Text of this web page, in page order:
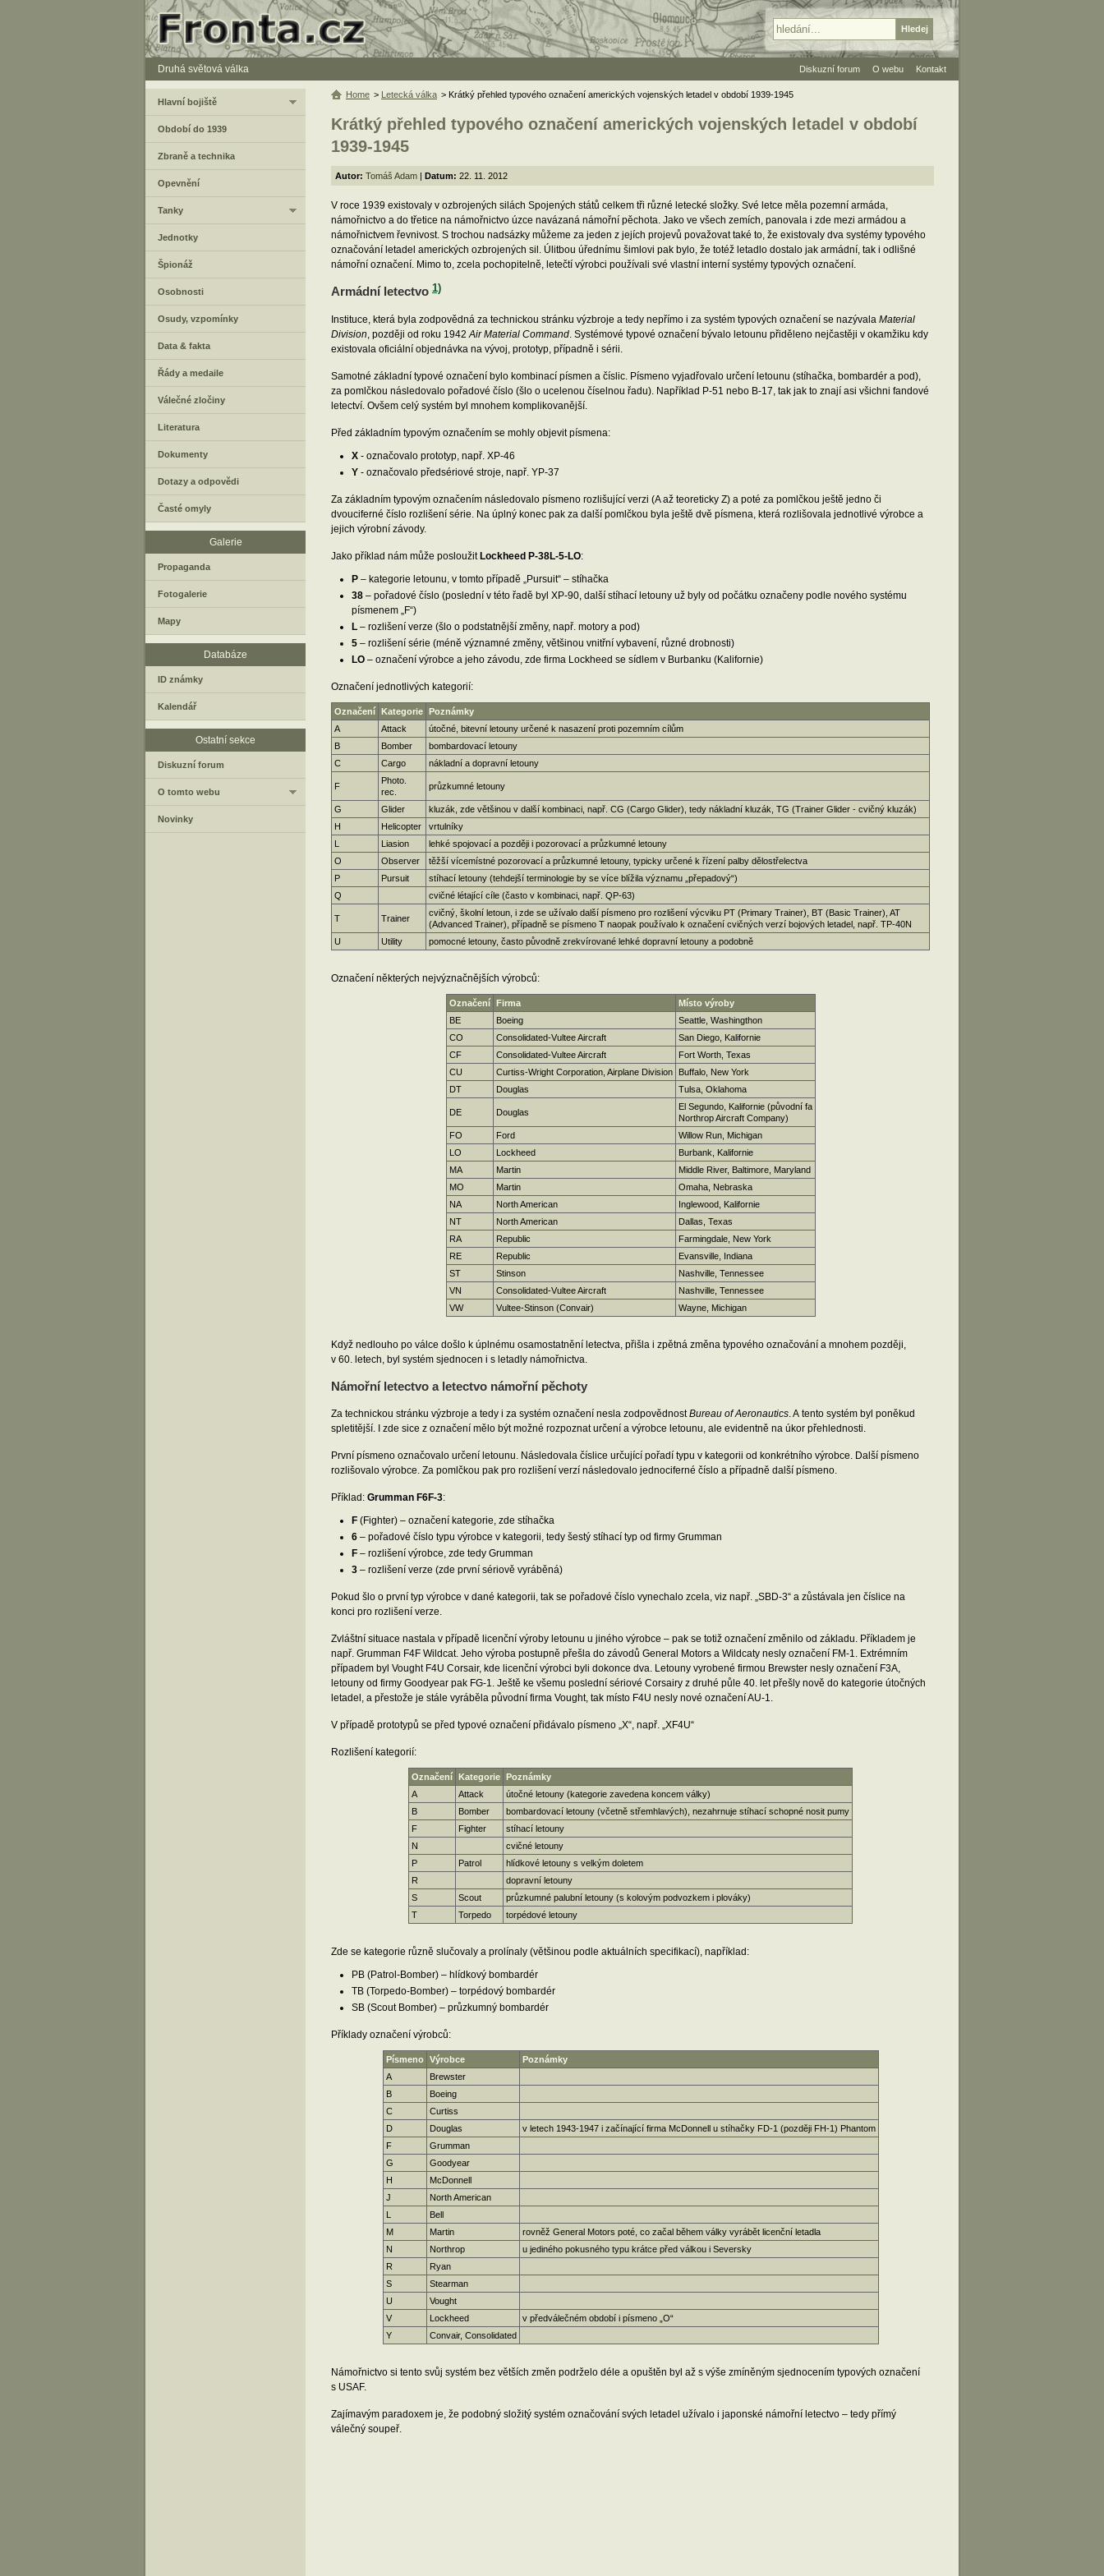
Druhá světová válka
Krátký přehled typového označení amerických vojenských letadel v období
1939-1945
Autor: Tomáš Adam | Datum: 22. 11. 2012
V roce 1939 existovaly v ozbrojených silách Spojených států celkem tři různé letecké složky. Své letce měla pozemní armáda,
námořnictvo a do třetice na námořnictvo úzce navázaná námořní pěchota. Jako ve všech zemích, panovala i zde mezi armádou a
námořnictvem řevnivost. S trochou nadsázky můžeme za jeden z jejích projevů považovat také to, že existovaly dva systémy typového
označování letadel amerických ozbrojených sil. Úlitbou úřednímu šimlovi pak bylo, že totéž letadlo dostalo jak armádní, tak i odlišné
námořní označení. Mimo to, zcela pochopitelně, letečtí výrobci používali své vlastní interní systémy typových označení.
Armádní letectvo 1)
Instituce, která byla zodpovědná za technickou stránku výzbroje a tedy nepřímo i za systém typových označení se nazývala Material
Division, později od roku 1942Air Material Command. Systémové typové označení bývalo letounu přiděleno nejčastěji v okamžiku kdy
existovala oficiální objednávka na vývoj, prototyp, případně i sérii.
Samotné základní typové označení bylo kombinací písmen a číslic. Písmeno vyjadřovalo určení letounu (stíhačka, bombardér a pod),
za pomlčkou následovalo pořadové číslo (šlo o ucelenou číselnou řadu). Například P-51 nebo B-17, tak jak to znají asi všichni fandové
letectví. Ovšem celý systém byl mnohem komplikovanější.
Před základním typovým označením se mohly objevit písmena:
X - označovalo prototyp, např. XP-46
Y - označovalo předsériové stroje, např. YP-37
Za základním typovým označením následovalo písmeno rozlišující verzi (A až teoreticky Z) a poté za pomlčkou ještě jedno či
dvouciferné číslo rozlišení série. Na úplný konec pak za další pomlčkou byla ještě dvě písmena, která rozlišovala jednotlivé výrobce a
jejich výrobní závody.
Jako příklad nám může posloužit Lockheed P-38L-5-LO:
P – kategorie letounu, v tomto případě „Pursuit“ – stíhačka
38 – pořadové číslo (poslední v této řadě byl XP-90, další stíhací letouny už byly od počátku označeny podle nového systému
písmenem „F“)
L – rozlišení verze (šlo o podstatnější změny, např. motory a pod)
5 – rozlišení série (méně významné změny, většinou vnitřní vybavení, různé drobnosti)
LO – označení výrobce a jeho závodu, zde firma Lockheed se sídlem v Burbanku (Kalifornie)
Označení jednotlivých kategorií:
Označení Kategorie Poznámky
A
Attack
útočné, bitevní letouny určené k nasazení proti pozemním cílům
B
Bomber
bombardovací letouny
C
Cargo nákladní a dopravní letouny
F
Photo.
rec.
průzkumné letouny
G Glider
kluzák, zde většinou v další kombinaci, např. CG (Cargo Glider), tedy nákladní kluzák, TG (Trainer Glider - cvičný kluzák)
H
Helicopter
vrtulníky
L
Liasion
lehké spojovací a později i pozorovací a průzkumné letouny
O
Observer
těžší vícemístné pozorovací a průzkumné letouny, typicky určené k řízení palby dělostřelectva
P
Pursuit
stíhací letouny (tehdejší terminologie by se více blížila významu „přepadový“)
Q
cvičné létající cíle (často v kombinaci, např. QP-63)
T Trainer
cvičný, školní letoun, i zde se užívalo další písmeno pro rozlišení výcviku PT (Primary Trainer), BT (Basic Trainer), AT
(Advanced Trainer), případně se písmeno T naopak používalo k označení cvičných verzí bojových letadel, např. TP-40N
U
Utility pomocné letouny, často původně zrekvírované lehké dopravní letouny a podobně
Označení některých nejvýznačnějších výrobců:
Označení Firma
Místo výroby
BE
Boeing
Seattle, Washingthon
CO
Consolidated-Vultee Aircraft
San Diego, Kalifornie
CF
Consolidated-Vultee Aircraft
Fort Worth, Texas
CU
Curtiss-Wright Corporation, Airplane Division
Buffalo, New York
DT
Douglas Tulsa, Oklahoma
DE Douglas
El Segundo, Kalifornie (původní fa
Northrop Aircraft Company)
FO
Ford
Willow Run, Michigan
LO
Lockheed
Burbank, Kalifornie
MA
Martin
Middle River, Baltimore, Maryland
MO
Martin
Omaha, Nebraska
NA
North American
Inglewood, Kalifornie
NT
North American
Dallas, Texas
RA
Republic
Farmingdale, New York
RE
Republic
Evansville, Indiana
ST
Stinson
Nashville, Tennessee
VN
Consolidated-Vultee Aircraft
Nashville, Tennessee
VW
Vultee-Stinson (Convair) Wayne, Michigan
Když nedlouho po válce došlo k úplnému osamostatnění letectva, přišla i zpětná změna typového označování a mnohem později,
v 60. letech, byl systém sjednocen i s letadly námořnictva.
Námořní letectvo a letectvo námořní pěchoty
Za technickou stránku výzbroje a tedy i za systém označení nesla zodpovědnostBureau of Aeronautics. A tento systém byl poněkud
spletitější. I zde sice z označení mělo být možné rozpoznat určení a výrobce letounu, ale evidentně na úkor přehlednosti.
První písmeno označovalo určení letounu. Následovala číslice určující pořadí typu v kategorii od konkrétního výrobce. Další písmeno
rozlišovalo výrobce. Za pomlčkou pak pro rozlišení verzí následovalo jednociferné číslo a případně další písmeno.
Příklad: Grumman F6F-3:
F (Fighter) – označení kategorie, zde stíhačka
6 – pořadové číslo typu výrobce v kategorii, tedy šestý stíhací typ od firmy Grumman
F – rozlišení výrobce, zde tedy Grumman
3 – rozlišení verze (zde první sériově vyráběná)
Pokud šlo o první typ výrobce v dané kategorii, tak se pořadové číslo vynechalo zcela, viz např. „SBD-3“ a zůstávala jen číslice na
konci pro rozlišení verze.
Zvláštní situace nastala v případě licenční výroby letounu u jiného výrobce – pak se totiž označení změnilo od základu. Příkladem je
např. Grumman F4F Wildcat. Jeho výroba postupně přešla do závodů General Motors a Wildcaty nesly označení FM-1. Extrémním
případem byl Vought F4U Corsair, kde licenční výrobci byli dokonce dva. Letouny vyrobené firmou Brewster nesly označení F3A,
letouny od firmy Goodyear pak FG-1. Ještě ke všemu poslední sériové Corsairy z druhé půle 40. let přešly nově do kategorie útočných
letadel, a přestože je stále vyráběla původní firma Vought, tak místo F4U nesly nové označení AU-1.
V případě prototypů se před typové označení přidávalo písmeno „X“, např. „XF4U“
Rozlišení kategorií:
Označení Kategorie Poznámky
A
Attack
útočné letouny (kategorie zavedena koncem války)
B
Bomber
bombardovací letouny (včetně střemhlavých), nezahrnuje stíhací schopné nosit pumy
F
Fighter
stíhací letouny
N
cvičné letouny
P
Patrol
hlídkové letouny s velkým doletem
R
dopravní letouny
S
Scout
průzkumné palubní letouny (s kolovým podvozkem i plováky)
T
Torpedo torpédové letouny
Zde se kategorie různě slučovaly a prolínaly (většinou podle aktuálních specifikací), například:
PB (Patrol-Bomber) – hlídkový bombardér
TB (Torpedo-Bomber) – torpédový bombardér
SB (Scout Bomber) – průzkumný bombardér
Příklady označení výrobců:
Písmeno Výrobce
Poznámky
A
Brewster
B
Boeing
C
Curtiss
D
Douglas
v letech 1943-1947 i začínající firma McDonnell u stíhačky FD-1 (později FH-1) Phantom
F
Grumman
G
Goodyear
H
McDonnell
J
North American
L
Bell
M
Martin
rovněž General Motors poté, co začal během války vyrábět licenční letadla
N
Northrop
u jediného pokusného typu krátce před válkou i Seversky
R
Ryan
S
Stearman
U
Vought
V
Lockheed
v předválečném období i písmeno „O“
Y
Convair, Consolidated
Námořnictvo si tento svůj systém bez větších změn podrželo déle a opuštěn byl až s výše zmíněným sjednocením typových označení
s USAF.
Zajímavým paradoxem je, že podobný složitý systém označování svých letadel užívalo i japonské námořní letectvo – tedy přímý
válečný soupeř.
Home > Letecká válka > Krátký přehled typového označení amerických vojenských letadel v období 1939-1945
Hlavní bojiště
Období do 1939
Zbraně a technika
Opevnění
Tanky
Jednotky
Špionáž
Osobnosti
Osudy, vzpomínky
Data & fakta
Řády a medaile
Válečné zločiny
Literatura
Dokumenty
Dotazy a odpovědi
Časté omyly
Galerie
Propaganda
Fotogalerie
Mapy
Databáze
ID známky
Kalendář
Ostatní sekce
Diskuzní forum
O tomto webu
Novinky
Diskuzní forum O webu Kontakt